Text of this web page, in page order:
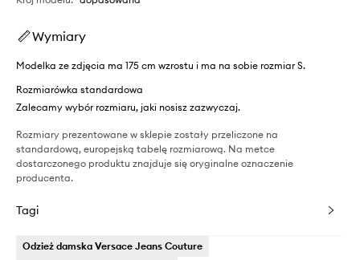
Wymiary
Modelka ze zdjęcia ma 175 cm wzrostu i ma na sobie rozmiar S.
Rozmiarówka standardowa
Zalecamy wybór rozmiaru, jaki nosisz zazwyczaj.
Rozmiary prezentowane w sklepie zostały przeliczone na
standardową, europejską tabelę rozmiarową. Na metce
dostarczonego produktu znajduje się oryginalne oznaczenie
producenta.
Tagi
Odzież damska Versace Jeans Couture